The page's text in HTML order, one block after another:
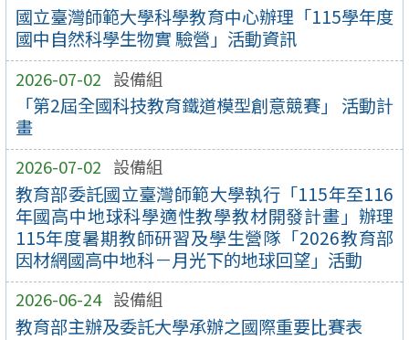
國立臺灣師範大學科學教育中心辦理「115學年度
國中自然科學生物實 驗營」活動資訊
2026-07-02 設備組
「第2屆全國科技教育鐵道模型創意競賽」 活動計
畫
2026-07-02 設備組
教育部委託國立臺灣師範大學執行「115年至116
年國高中地球科學適性教學教材開發計畫」辦理
115年度暑期教師研習及學生營隊「2026教育部
因材網國高中地科－月光下的地球回望」活動
2026-06-24 設備組
教育部主辦及委託大學承辦之國際重要比賽表